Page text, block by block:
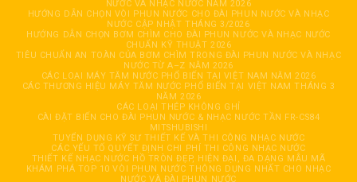
NƯỚC VÀ NHẠC NƯỚC NĂM 2026
HƯỚNG DẪN CHỌN VÒI PHUN NƯỚC CHO ĐÀI PHUN NƯỚC VÀ NHẠC
NƯỚC CẬP NHẬT THÁNG 3/2026
HƯỚNG DẪN CHỌN BƠM CHÌM CHO ĐÀI PHUN NƯỚC VÀ NHẠC NƯỚC
CHUẨN KỸ THUẬT 2026
TIÊU CHUẨN AN TOÀN CỦA BƠM CHÌM TRONG ĐÀI PHUN NƯỚC VÀ NHẠC
NƯỚC TỪ A–Z NĂM 2026
CÁC LOẠI MÁY TĂM NƯỚC PHỔ BIẾN TẠI VIỆT NAM NĂM 2026
CÁC THƯƠNG HIỆU MÁY TĂM NƯỚC PHỔ BIẾN TẠI VIỆT NAM THÁNG 3
NĂM 2026
CÁC LOẠI THÉP KHÔNG GHỈ
CÀI ĐẶT BIẾN CHO ĐÀI PHUN NƯỚC & NHẠC NƯỚC TẦN FR-CS84
MITSHUBISHI
TUYỂN DỤNG KỸ SƯ THIẾT KẾ VÀ THI CÔNG NHẠC NƯỚC
CÁC YẾU TỐ QUYẾT ĐỊNH CHI PHÍ THI CÔNG NHẠC NƯỚC
THIẾT KẾ NHẠC NƯỚC HỒ TRÒN ĐẸP, HIỆN ĐẠI, ĐA DẠNG MẪU MÃ
KHÁM PHÁ TOP 10 VÒI PHUN NƯỚC THÔNG DỤNG NHẤT CHO NHẠC
NƯỚC VÀ ĐÀI PHUN NƯỚC